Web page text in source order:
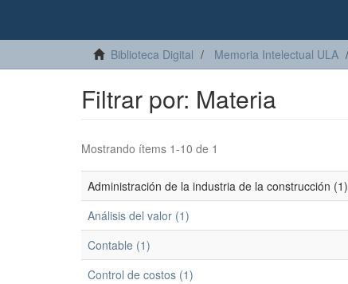
Biblioteca Digital Memoria Intelectual ULA
Filtrar por: Materia
Mostrando ítems 1-10 de 1
Administración de la industria de la construcción (1)
Análisis del valor (1)
Contable (1)
Control de costos (1)